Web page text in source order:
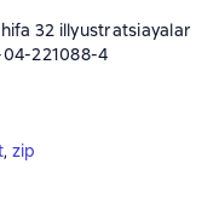
32 illyustratsiayalar
221088-4
, zip